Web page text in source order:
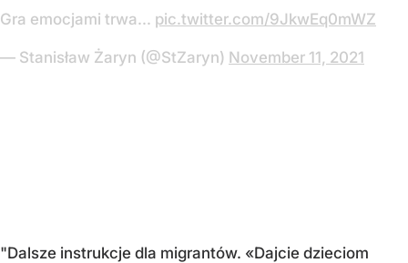
Gra emocjami trwa... pic.twitter.com/9JkwEq0mWZ
— Stanisław Żaryn (@StZaryn) November 11, 2021
"Dalsze instrukcje dla migrantów. «Dajcie dzieciom